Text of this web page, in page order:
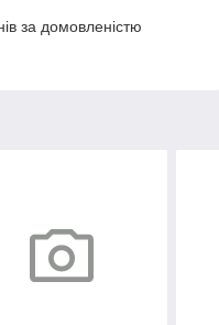
за домовленістю